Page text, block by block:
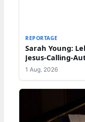
REPORTAGE
Sarah Young:
Jesus-Calling-
1 Aug. 2026